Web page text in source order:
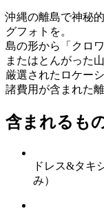
沖縄の離島で神秘
グフォトを。
島の形から「クロ
またはとんがった
厳選されたロケー
諸費用が含まれた
含まれるも
ドレス&タキ
み）